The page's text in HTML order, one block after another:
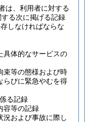
は、利用者に対する
る次に掲げる記録
しなければならな
具体的なサービスの
束等の態様および時
らびに緊急やむを得
る記録
容等の記録
況および事故に際し